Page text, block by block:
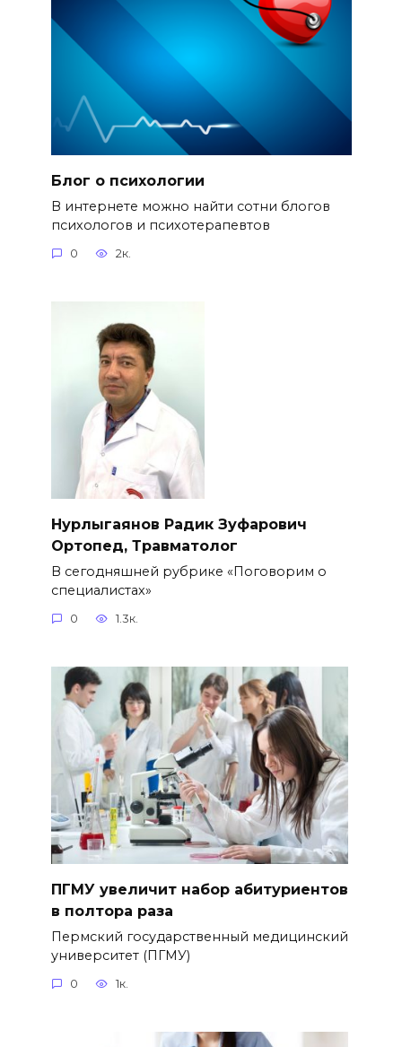
Блог о психологии
В интернете можно найти сотни блогов
психологов и психотерапевтов
0 2к.
Нурлыгаянов Радик Зуфарович
Ортопед, Травматолог
В сегодняшней рубрике «Поговорим о
специалистах»
0 1.3к.
ПГМУ увеличит набор абитуриентов
в полтора раза
Пермский государственный медицинский
университет (ПГМУ)
0 1к.